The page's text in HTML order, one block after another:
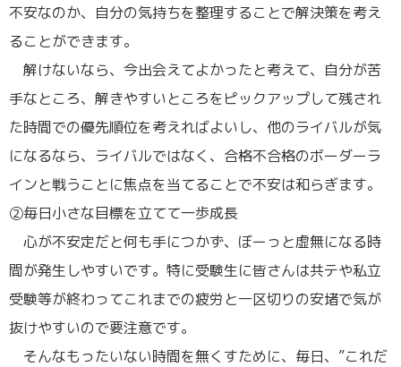
不安なのか、自分の気持ちを整理することで解決策を考え
ることができます。
解けないなら、今出会えてよかったと考えて、自分が苦
手なところ、解きやすいところをピックアップして残され
た時間での優先順位を考えればよいし、他のライバルが気
になるなら、ライバルではなく、合格不合格のボーダーラ
インと戦うことに焦点を当てることで不安は和らぎます。
②毎日小さな目標を立てて一歩成長
心が不安定だと何も手につかず、ぼーっと虚無になる時
間が発生しやすいです。特に受験生に皆さんは共テや私立
受験等が終わってこれまでの疲労と一区切りの安堵で気が
抜けやすいので要注意です。
そんなもったいない時間を無くすために、毎日、”これだ